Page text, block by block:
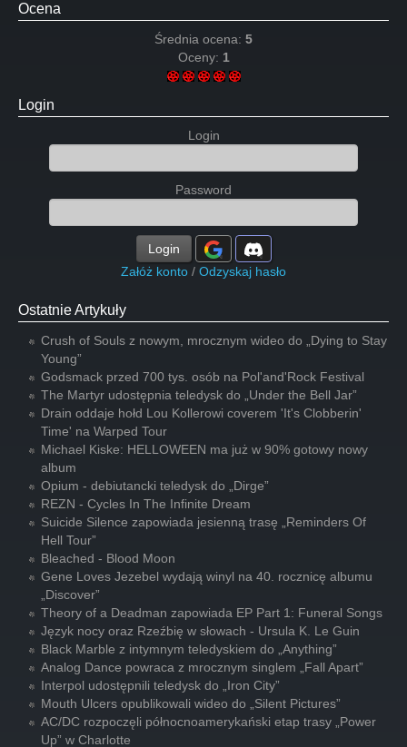
Ocena
Średnia ocena: 5
Oceny: 1
Login
Login
Password
Login
Załóż konto / Odzyskaj hasło
Ostatnie Artykuły
Crush of Souls z nowym, mrocznym wideo do „Dying to Stay
Young”
Godsmack przed 700 tys. osób na Pol'and'Rock Festival
The Martyr udostępnia teledysk do „Under the Bell Jar”
Drain oddaje hołd Lou Kollerowi coverem 'It's Clobberin'
Time' na Warped Tour
Michael Kiske: HELLOWEEN ma już w 90% gotowy nowy
album
Opium - debiutancki teledysk do „Dirge”
REZN - Cycles In The Infinite Dream
Suicide Silence zapowiada jesienną trasę „Reminders Of
Hell Tour”
Bleached - Blood Moon
Gene Loves Jezebel wydają winyl na 40. rocznicę albumu
„Discover”
Theory of a Deadman zapowiada EP Part 1: Funeral Songs
Język nocy oraz Rzeźbię w słowach - Ursula K. Le Guin
Black Marble z intymnym teledyskiem do „Anything”
Analog Dance powraca z mrocznym singlem „Fall Apart”
Interpol udostępnili teledysk do „Iron City”
Mouth Ulcers opublikowali wideo do „Silent Pictures”
AC/DC rozpoczęli północnoamerykański etap trasy „Power
Up” w Charlotte